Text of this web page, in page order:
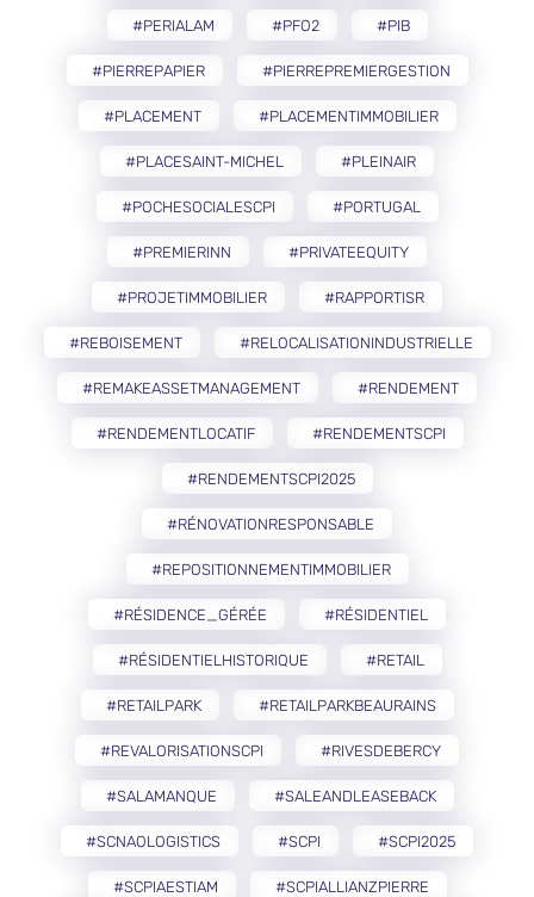
#PERIALAM #PFO2 #PIB
#PIERREPAPIER #PIERREPREMIERGESTION
#PLACEMENT #PLACEMENTIMMOBILIER
#PLACESAINT-MICHEL #PLEINAIR
#POCHESOCIALESCPI #PORTUGAL
#PREMIERINN #PRIVATEEQUITY
#PROJETIMMOBILIER #RAPPORTISR
#REBOISEMENT #RELOCALISATIONINDUSTRIELLE
#REMAKEASSETMANAGEMENT #RENDEMENT
#RENDEMENTLOCATIF #RENDEMENTSCPI
#RENDEMENTSCPI2025
#RÉNOVATIONRESPONSABLE
#REPOSITIONNEMENTIMMOBILIER
#RÉSIDENCE_GÉRÉE #RÉSIDENTIEL
#RÉSIDENTIELHISTORIQUE #RETAIL
#RETAILPARK #RETAILPARKBEAURAINS
#REVALORISATIONSCPI #RIVESDEBERCY
#SALAMANQUE #SALEANDLEASEBACK
#SCNAOLOGISTICS #SCPI #SCPI2025
#SCPIAESTIAM #SCPIALLIANZPIERRE